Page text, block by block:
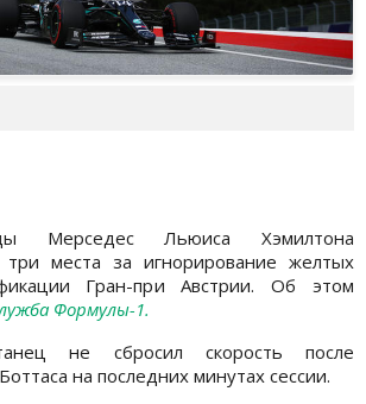
Мерседес Льюиса Хэмилтона
места за игнорирование желтых
Гран-при Австрии. Об этом
Формулы-1.
не сбросил скорость после
на последних минутах сессии.